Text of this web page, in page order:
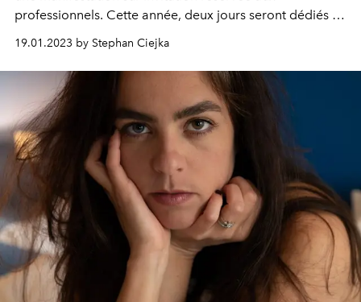
professionnels. Cette année, deux jours seront dédiés au
19.01.2023 by Stephan Ciejka